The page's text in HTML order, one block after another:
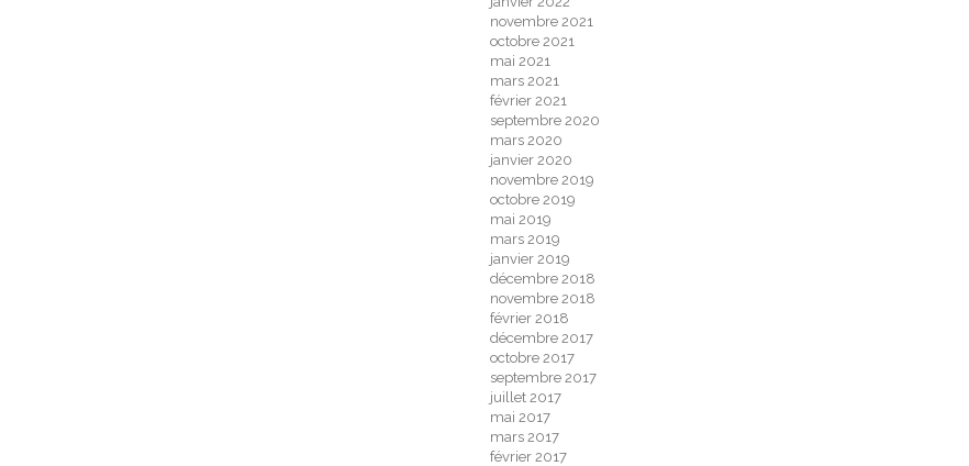
novembre 2021
octobre 2021
mai 2021
mars 2021
février 2021
septembre 2020
mars 2020
janvier 2020
novembre 2019
octobre 2019
mai 2019
mars 2019
janvier 2019
décembre 2018
novembre 2018
février 2018
décembre 2017
octobre 2017
septembre 2017
juillet 2017
mai 2017
mars 2017
février 2017